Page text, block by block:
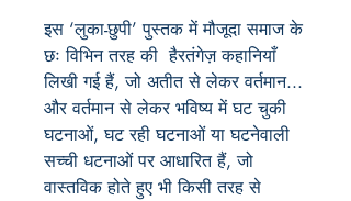
इस ‘लुका-छुपी’ पुस्तक में मौजूदा समाज के
छः विभिन तरह की हैरतंगेज़ कहानियाँ
लिखी गई हैं, जो अतीत से लेकर वर्तमान...
और वर्तमान से लेकर भविष्य में घट चुकी
घटनाओं, घट रही घटनाओं या घटनेवाली
सच्ची धटनाओं पर आधारित हैं, जो
वास्तविक होते हुए भी किसी तरह से